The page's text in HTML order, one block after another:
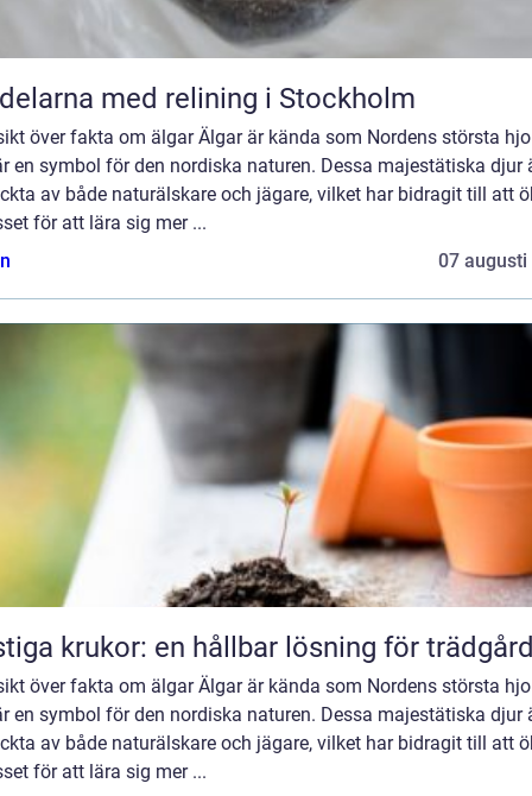
med relining i Stockholm
över fakta om älgar Älgar är kända som Nordens största
en symbol för den nordiska naturen. Dessa majestätiska djur
av både naturälskare och jägare, vilket har bidragit till att
för att lära sig mer ...
07 augusti
krukor: en hållbar lösning för
över fakta om älgar Älgar är kända som Nordens största
en symbol för den nordiska naturen. Dessa majestätiska djur
av både naturälskare och jägare, vilket har bidragit till att
för att lära sig mer ...